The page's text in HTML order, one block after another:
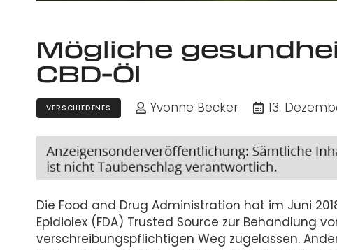
Mögliche
CBD-Öl
VERSCHIEDENES Yvonne Becker 13.
Die Food and Drug Administration hat im Juni
Epidiolex (FDA) Trusted Source zur Behandlung
verschreibungspflichtigen Weg zugelassen.